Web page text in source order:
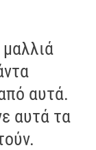
αυτά.
αυτά τα